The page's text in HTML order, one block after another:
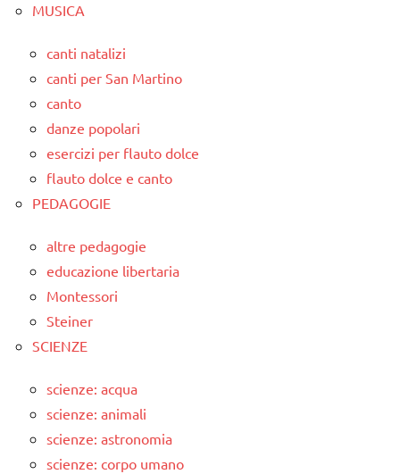
MUSICA
canti natalizi
canti per San Martino
canto
danze popolari
esercizi per flauto dolce
flauto dolce e canto
PEDAGOGIE
altre pedagogie
educazione libertaria
Montessori
Steiner
SCIENZE
scienze: acqua
scienze: animali
scienze: astronomia
scienze: corpo umano